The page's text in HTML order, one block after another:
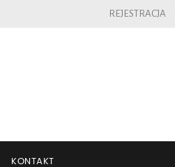
REJESTRACJA
KONTAKT